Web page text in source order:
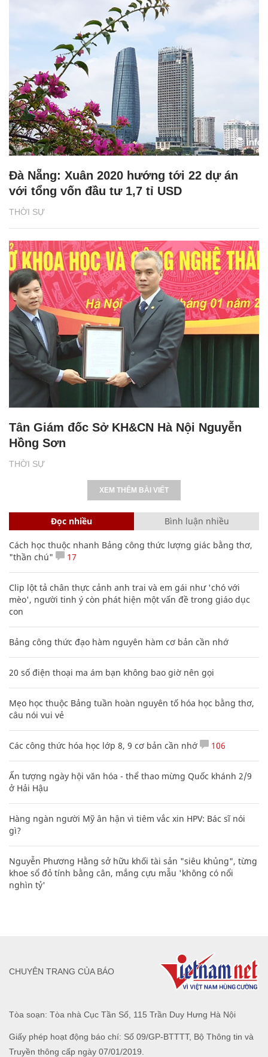
THỜI SỰ
Đà Nẵng: Xuân 2020 hướng tới 22 dự án
với tổng vốn đầu tư 1,7 tỉ USD
THỜI SỰ
Tân Giám đốc Sở KH&CN Hà Nội Nguyễn
Hồng Sơn
XEM THÊM BÀI VIẾT
Đọc nhiều Bình luận nhiều
Cách học thuộc nhanh Bảng công thức lượng giác bằng thơ,
"thần chú"
17
Clip lột tả chân thực cảnh anh trai và em gái như 'chó với
mèo', người tinh ý còn phát hiện một vấn đề trong giáo dục
con
Bảng công thức đạo hàm nguyên hàm cơ bản cần nhớ
20 số điện thoại ma ám bạn không bao giờ nên gọi
Mẹo học thuộc Bảng tuần hoàn nguyên tố hóa học bằng thơ,
câu nói vui vẻ
Các công thức hóa học lớp 8, 9 cơ bản cần nhớ 106
Ấn tượng ngày hội văn hóa - thể thao mừng Quốc khánh 2/9
ở Hải Hậu
Hàng ngàn người Mỹ ân hận vì tiêm vắc xin HPV: Bác sĩ nói
gì?
Nguyễn Phương Hằng sở hữu khối tài sản "siêu khủng", từng
khoe sổ đỏ tính bằng cân, mắng cựu mẫu 'không có nổi
nghìn tỷ'
Tòa soạn: Tòa nhà Cục Tần Số, 115 Trần Duy Hưng Hà Nội
Giấy phép hoạt động báo chí: Số 09/GP-BTTTT, Bộ Thông tin và
Truyền thông cấp ngày 07/01/2019.
CHUYÊN TRANG CỦA BÁO